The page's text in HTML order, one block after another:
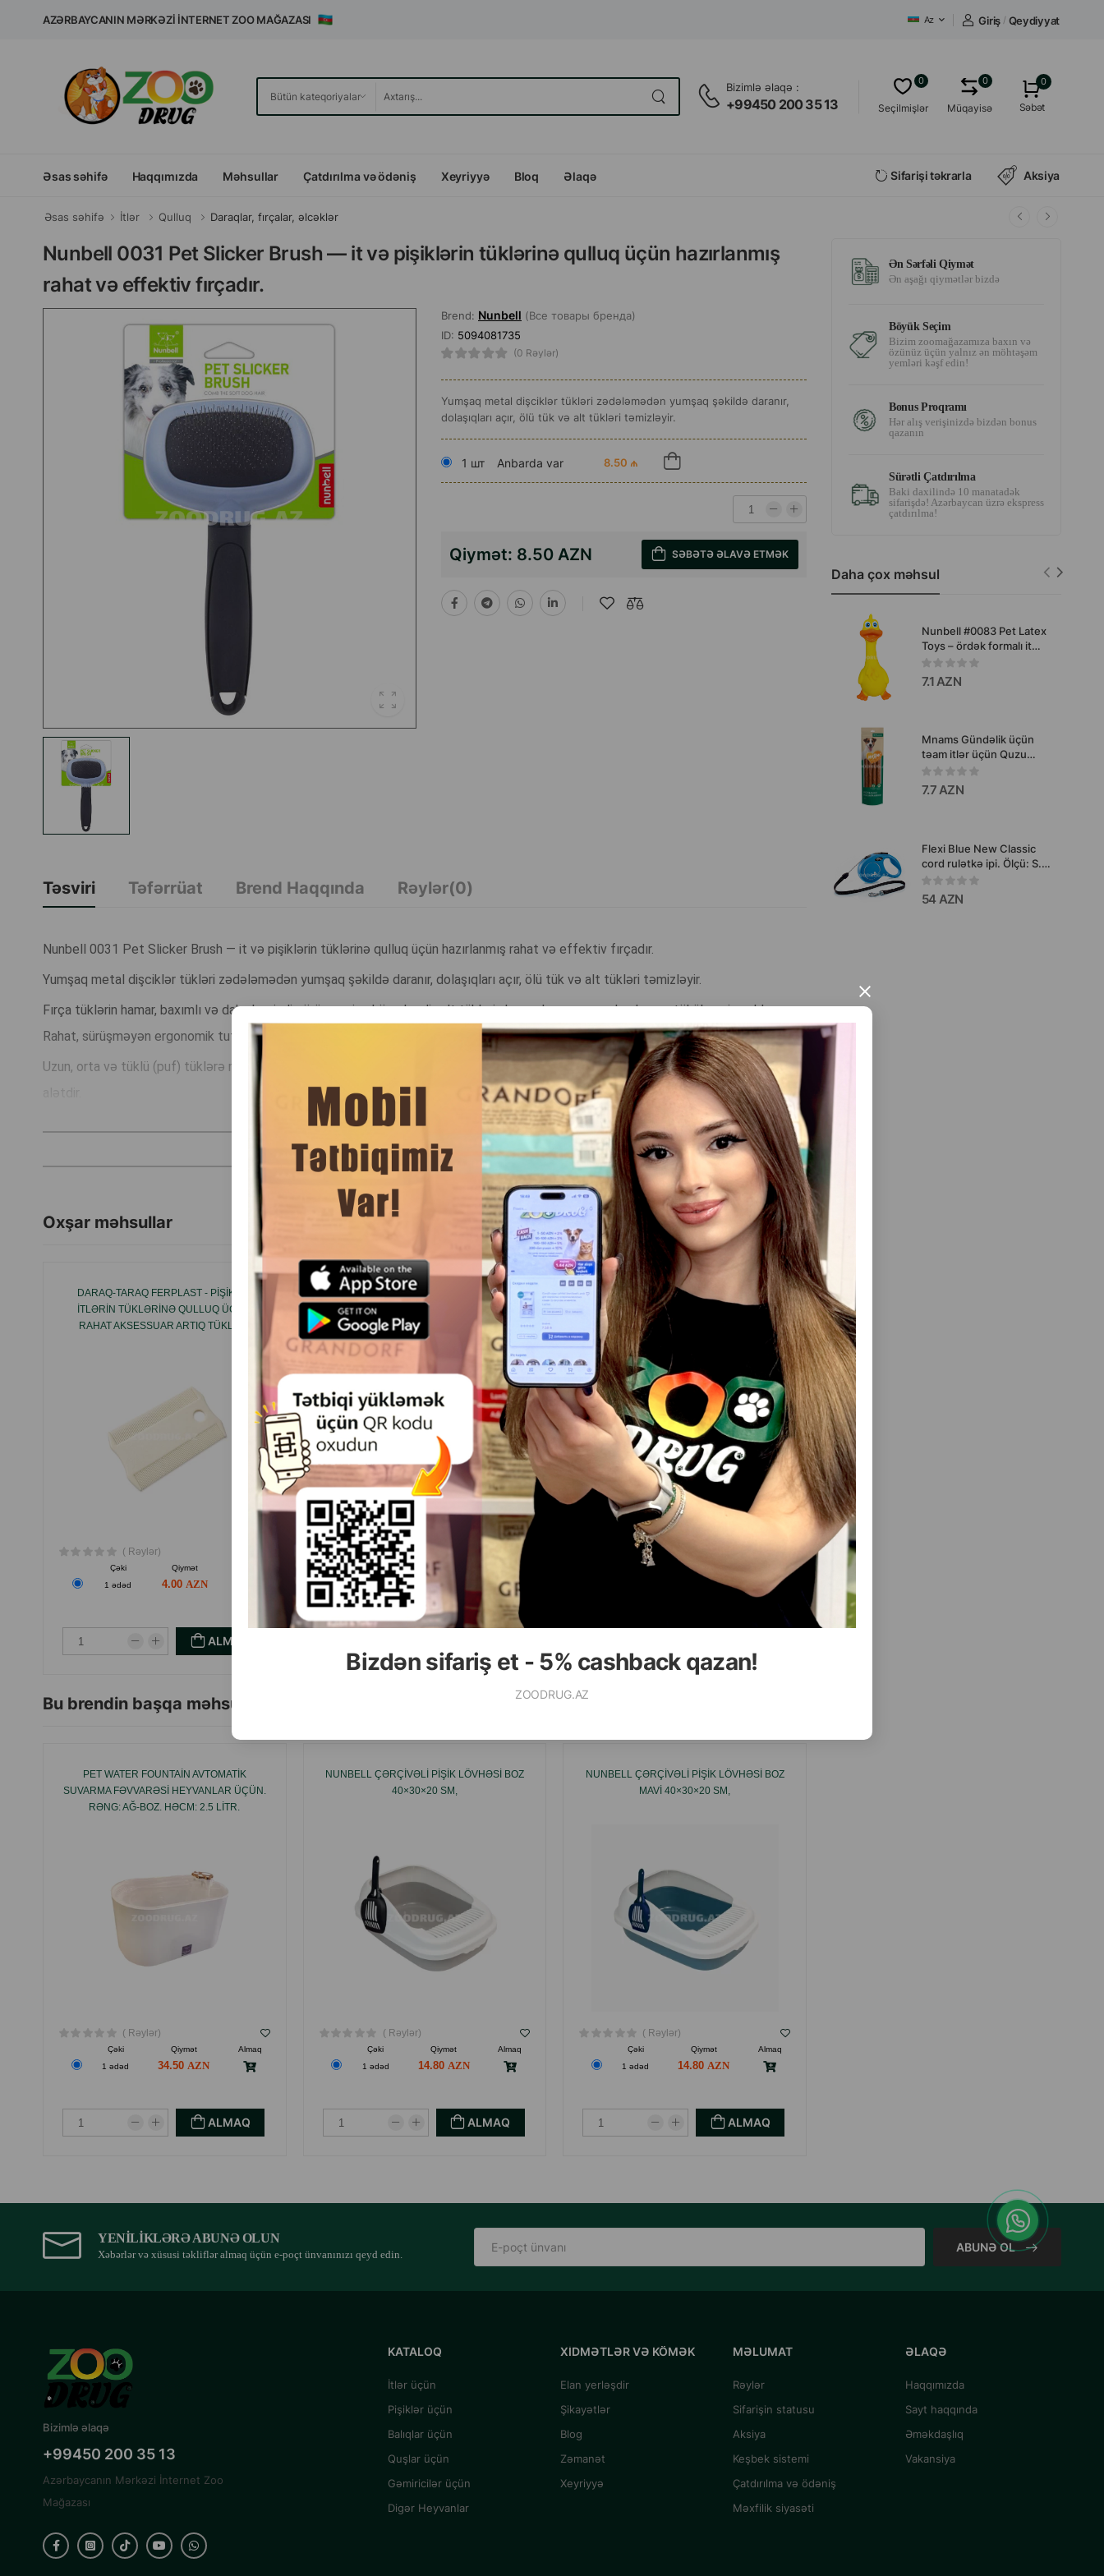
Bizdən sifariş et - 5% cashback qazan!
ZOODRUG.AZ
×
AZƏRBAYCANIN MƏRKƏZI İNTERNET ZOO MAĞAZASI Az Giriş / Qeydiyyat
Bizimlə əlaqə :
+99450 200 35 13 Seçilmişlər
0
Müqayisə
0 0
Səbət
Əsas səhifə Haqqımızda Məhsullar Çatdırılma və ödəniş Xeyriyyə Bloq Əlaqə Sifarişi təkrarla Aksiya
Əsas səhifə İtlər Qulluq Daraqlar, fırçalar, əlcəklər
Nunbell 0031 Pet Slicker Brush — it və pişiklərin tüklərinə qulluq üçün hazırlanmış
rahat və effektiv fırçadır.
Brend: Nunbell (Все товары бренда)
ID: 5094081735
(0 Rəylər)
Yumşaq metal dişciklər tükləri zədələmədən yumşaq şəkildə daranır,
dolaşıqları açır, ölü tük və alt tükləri təmizləyir.
1 шт Anbarda var 8.50 ₼
Qiymət: 8.50 AZN SƏBƏTƏ ƏLAVƏ ETMƏK
Təsviri Təfərrüat Brend Haqqında Rəylər(0)
Nunbell 0031 Pet Slicker Brush — it və pişiklərin tüklərinə qulluq üçün hazırlanmış rahat və effektiv fırçadır.
Yumşaq metal dişciklər tükləri zədələmədən yumşaq şəkildə daranır, dolaşıqları açır, ölü tük və alt tükləri təmizləyir.
Fırça tüklərin hamar, baxımlı və daha həcimli görünməsinə kömək edir, alt tüklərin hava almasını yaxşılaşdırır və tökülməni azaldır.
Rahat, sürüşməyən ergonomik tutacaq uzunmüddətli istifadə zamanı belə komfort yaradır.
Uzun, orta və tüklü (puf) tüklərə malik heyvanlar üçün gündəlik qulluqda ideal seçimdir. Ev heyvanı sahibləri və groomerlər üçün əla
DAHA ÇOX OXU
Oxşar məhsullar Hamısını Gör
DARAQ-TARAQ FERPLAST - PIŞIK VƏ
ITLƏRIN TÜKLƏRINƏ QULLUQ ÜÇÜN
RAHAT AKSESSUAR ARTIQ TÜKLƏRI
( Rəylər)
Çəki Qiymət
1 ədəd
4.00
ALMAQ
PETKIT TÜKLƏRI DARAYAN FIRÇA-
ISTƏNILƏN TIP TÜKLÜ PIŞIK VƏ ITLƏRIN
GÜNDƏLIK BAXIMI ÜÇÜN EFFEKTIV
ALƏTDIR.
( Rəylər)
Çəki Qiymət
Almaq
1 ədəd
29.99
DARAĞ FERPLAST 5968 SIX, UZUN VƏ
DOLAŞMAĞA MEYILLI TÜKLƏRƏ MALIK IT
VƏ PIŞIKLƏR ÜÇÜN EFFEKTIV TÜKBAXIM
( Rəylər)
Qiymət
Bu brendin başqa məhsulları
PET WATER FOUNTAIN AVTOMATIK
SUVARMA FƏVVARƏSI HEYVANLAR ÜÇÜN.
RƏNG: AĞ-BOZ. HƏCM: 2.5 LITR.
( Rəylər)
Çəki Qiymət
Almaq
1 ədəd
34.50
ALMAQ
NUNBELL ÇƏRÇIVƏLI PIŞIK LÖVHƏSI BOZ
40×30×20 SM,
( Rəylər)
Çəki Qiymət
Almaq
1 ədəd
14.80
ALMAQ
NUNBELL ÇƏRÇIVƏLI PIŞIK LÖVHƏSI BOZ
MAVI 40×30×20 SM,
( Rəylər)
Çəki Qiymət
Almaq
1 ədəd
14.80
ALMAQ
Ən Sərfəli Qiymət
Ən aşağı qiymətlər bizdə
Böyük Seçim
Bizim zoomağazamıza baxın və
özünüz üçün yalnız ən möhtəşəm
yemləri kəşf edin!
Bonus Proqramı
Hər alış verişinizdə bizdən bonus
qazanın
Sürətli Çatdırılma
Baki daxilində 10 manatadək
sifarişdə! Azərbaycan üzrə ekspress
çatdırılma!
Daha çox məhsul
Nunbell #0083 Pet Latex
Toys – ördək formalı it
oyuncağı (rəng: sarı və
narıncı).
7.1 AZN
Mnams Gündəlik üçün
təam itlər üçün Quzu
ətindən kolbasa 125 q
7.7 AZN
Flexi Blue New Classic
cord rulətkə ipi. Ölçü: S.
Rəng: Mavi. Uzunluq: 8
metr. 12 kq-a qədər.
54 AZN
YENILIKLƏRƏ ABUNƏ OLUN
Xəbərlər və xüsusi təkliflər almaq üçün e-poçt ünvanınızı qeyd edin.
ABUNƏ OL
Bizimlə əlaqə
+99450 200 35 13
Azərbaycanın Mərkəzi İnternet Zoo
Mağazası
KATALOQ
İtlər üçün
Pişiklər üçün
Balıqlar üçün
Quşlar üçün
Gəmiricilər üçün
Digər Heyvanlar
XIDMƏTLƏR VƏ KÖMƏK
Elan yerləşdir
Şikayətlər
Blog
Zəmanət
Xeyriyyə
MƏLUMAT
Rəylər
Sifarişin statusu
Aksiya
Keşbek sistemi
Çatdırılma və ödəniş
Məxfilik siyasəti
ƏLAQƏ
Haqqımızda
Sayt haqqında
Əməkdaşlıq
Vakansiya